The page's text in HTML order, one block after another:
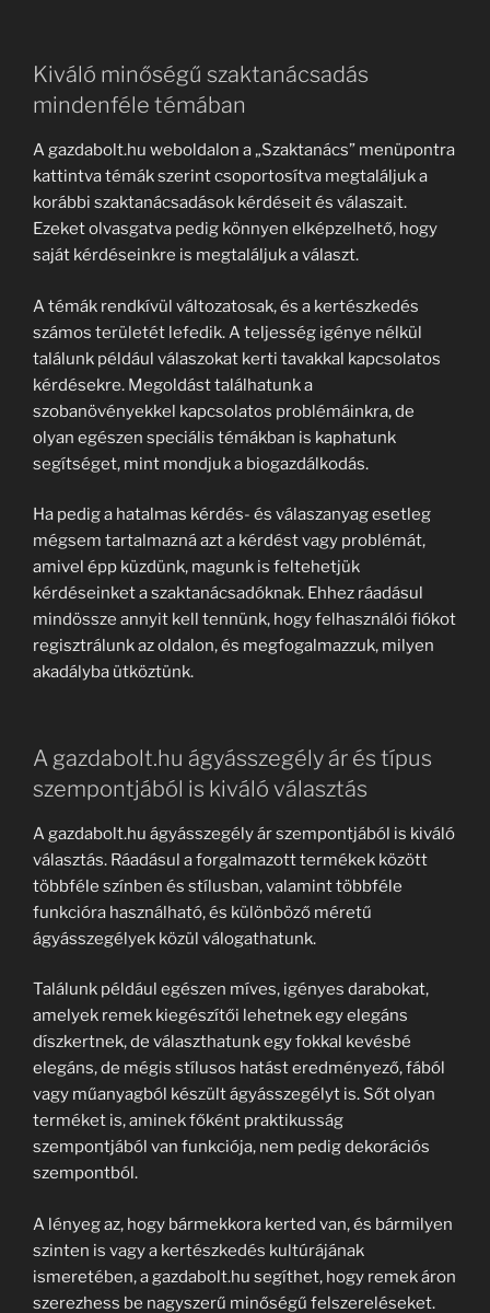
Kiváló minőségű szaktanácsadás
mindenféle témában
A gazdabolt.hu weboldalon a „Szaktanács” menüpontra
kattintva témák szerint csoportosítva megtaláljuk a
korábbi szaktanácsadások kérdéseit és válaszait.
Ezeket olvasgatva pedig könnyen elképzelhető, hogy
saját kérdéseinkre is megtaláljuk a választ.
A témák rendkívül változatosak, és a kertészkedés
számos területét lefedik. A teljesség igénye nélkül
találunk például válaszokat kerti tavakkal kapcsolatos
kérdésekre. Megoldást találhatunk a
szobanövényekkel kapcsolatos problémáinkra, de
olyan egészen speciális témákban is kaphatunk
segítséget, mint mondjuk a biogazdálkodás.
Ha pedig a hatalmas kérdés- és válaszanyag esetleg
mégsem tartalmazná azt a kérdést vagy problémát,
amivel épp küzdünk, magunk is feltehetjük
kérdéseinket a szaktanácsadóknak. Ehhez ráadásul
mindössze annyit kell tennünk, hogy felhasználói fiókot
regisztrálunk az oldalon, és megfogalmazzuk, milyen
akadályba ütköztünk.
A gazdabolt.hu ágyásszegély ár és típus
szempontjából is kiváló választás
A gazdabolt.hu ágyásszegély ár szempontjából is kiváló
választás. Ráadásul a forgalmazott termékek között
többféle színben és stílusban, valamint többféle
funkcióra használható, és különböző méretű
ágyásszegélyek közül válogathatunk.
Találunk például egészen míves, igényes darabokat,
amelyek remek kiegészítői lehetnek egy elegáns
díszkertnek, de választhatunk egy fokkal kevésbé
elegáns, de mégis stílusos hatást eredményező, fából
vagy műanyagból készült ágyásszegélyt is. Sőt olyan
terméket is, aminek főként praktikusság
szempontjából van funkciója, nem pedig dekorációs
szempontból.
A lényeg az, hogy bármekkora kerted van, és bármilyen
szinten is vagy a kertészkedés kultúrájának
ismeretében, a gazdabolt.hu segíthet, hogy remek áron
szerezhess be nagyszerű minőségű felszereléseket.